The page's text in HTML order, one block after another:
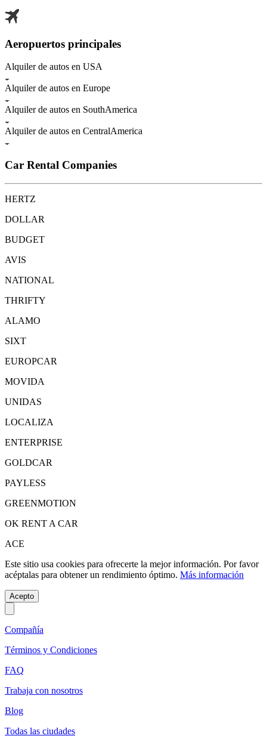
Aeropuertos principales
Alquiler de autos en USA
Alquiler de autos en Europe
Alquiler de autos en SouthAmerica
Alquiler de autos en CentralAmerica
Car Rental Companies
HERTZ
DOLLAR
BUDGET
AVIS
NATIONAL
THRIFTY
ALAMO
SIXT
EUROPCAR
MOVIDA
UNIDAS
LOCALIZA
ENTERPRISE
GOLDCAR
PAYLESS
GREENMOTION
OK RENT A CAR
ACE
Este sitio usa cookies para ofrecerte la mejor información. Por favor
acéptalas para obtener un rendimiento óptimo. Más información
Acepto
Compañía
Términos y Condiciones
FAQ
Trabaja con nosotros
Blog
Todas las ciudades